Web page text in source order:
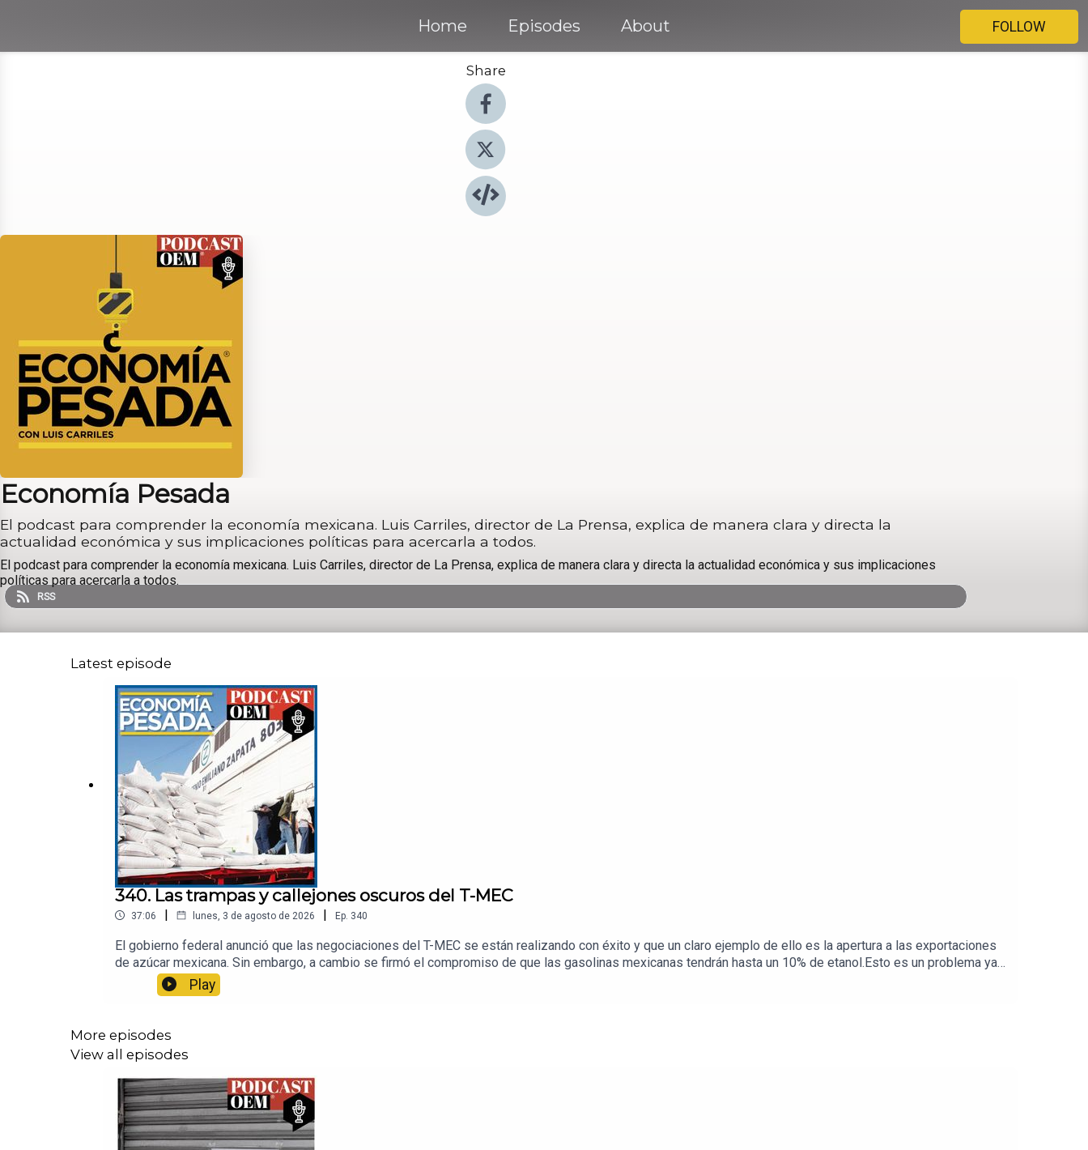
Home Episodes About FOLLOW
Share
Economía Pesada
El podcast para comprender la economía mexicana. Luis Carriles, director de La Prensa, explica de manera clara y directa la
actualidad económica y sus implicaciones políticas para acercarla a todos.
El podcast para comprender la economía mexicana. Luis Carriles, director de La Prensa, explica de manera clara y directa la actualidad económica y sus implicaciones
políticas para acercarla a todos.
RSS
Latest episode
340. Las trampas y callejones oscuros del T-MEC
37:06 | lunes, 3 de agosto de 2026 | Ep. 340
El gobierno federal anunció que las negociaciones del T-MEC se están realizando con éxito y que un claro ejemplo de ello es la apertura a las exportaciones
de azúcar mexicana. Sin embargo, a cambio se firmó el compromiso de que las gasolinas mexicanas tendrán hasta un 10% de etanol.Esto es un problema ya
que el país no produce esa cantidad de etanol y la infraestructura para hacerlo requiere entre 12 y 16 mil millones de dólares. Es un hecho que de llevarse a
cabo esta medida se necesitaría importar todo el etanol de Brasil o EU.Una conversación con Gonzalo Monroy, analista del sector energético.Visita la sección
Play
More episodes
View all episodes